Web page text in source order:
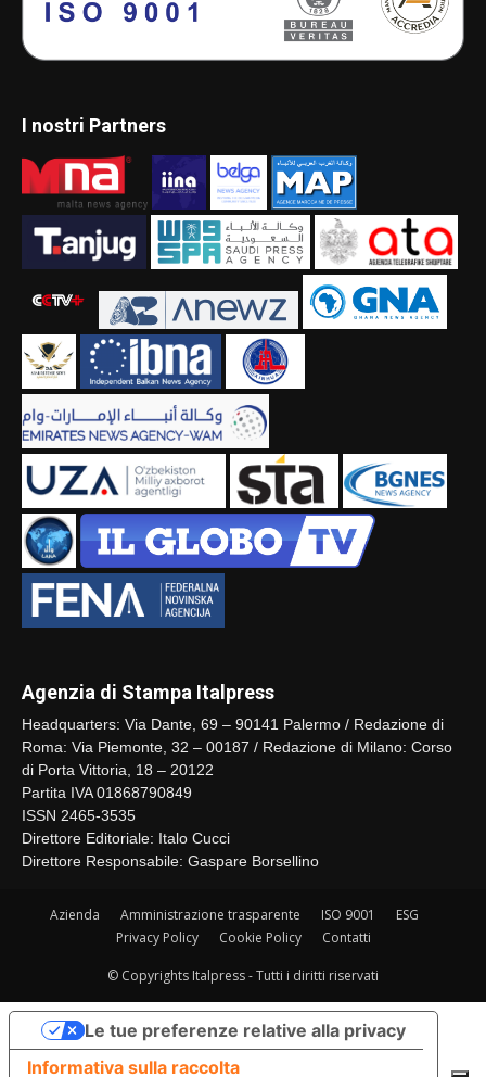
I nostri Partners
Agenzia di Stampa Italpress
Headquarters: Via Dante, 69 – 90141 Palermo / Redazione di
Roma: Via Piemonte, 32 – 00187 / Redazione di Milano: Corso
di Porta Vittoria, 18 – 20122
Partita IVA 01868790849
ISSN 2465-3535
Direttore Editoriale: Italo Cucci
Direttore Responsabile: Gaspare Borsellino
Azienda Amministrazione trasparente ISO 9001
ESG
Privacy Policy
Cookie Policy Contatti
© Copyrights Italpress - Tutti i diritti riservati
Informativa sulla raccolta
Le tue preferenze relative alla privacy